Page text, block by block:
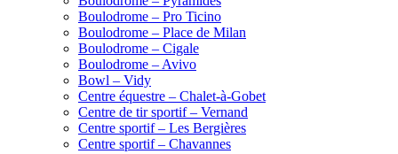
Boulodrome – Pro Ticino
Boulodrome – Place de Milan
Boulodrome – Cigale
Boulodrome – Avivo
Bowl – Vidy
Centre équestre – Chalet-à-Gobet
Centre de tir sportif – Vernand
Centre sportif – Les Bergières
Centre sportif – Chavannes